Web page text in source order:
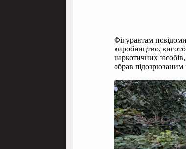
Фігурантам
виробництво,
наркотичних
обрав підозрюваним